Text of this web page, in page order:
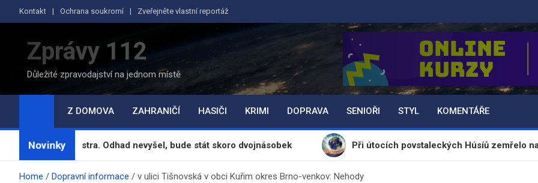
to
Kontakt Ochrana soukromí Zveřejněte vlastní reportáž
Zprávy 112
Důležité zpravodajství na jednom místě
Z DOMOVA ZAHRANIČÍ HASIČI KRIMI DOPRAVA SENIOŘI STYL KOMENTÁŘE
Novinky
ministra. Odhad nevyšel, bude stát skoro dvojnásobek Při útocích povstaleckých Húsíů zemřelo na šest
Home Dopravní informace v ulici Tišnovská v obci Kuřim okres Brno-venkov: Nehody